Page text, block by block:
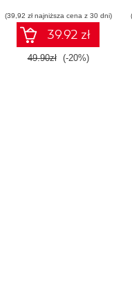
(39,92 zł najniższa cena z 30 dni)
39.92 zł
49.90zł (-20%)